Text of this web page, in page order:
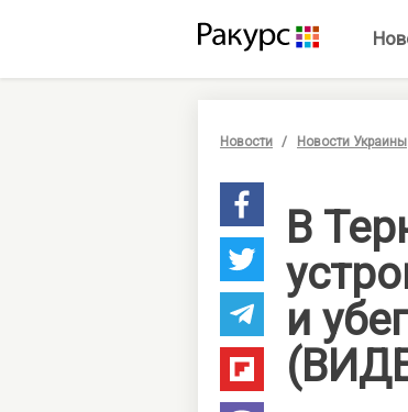
Новости Новости Украины
В
и